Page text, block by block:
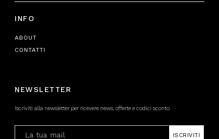
INFO
ABOUT
CONTATTI
NEWSLETTER
Iscriviti alla newsletter per ricevere news, offerte e codici sconto
ISCRIVITI